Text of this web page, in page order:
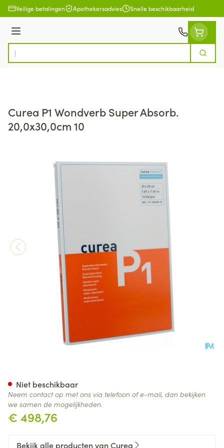
Ga naar de inhoud
Veilige betalingen Apothekersadvies Snelle beschikbaarheid
Menu
Product, merk, categorie...
Zoek
Curea P1 Wondverb Super Absorb.
20,0x30,0cm 10
€ 498,76
Niet beschikbaar
Neem contact op met ons via telefoon of e-mail, dan bekijken
we samen de mogelijkheden.
Bekijk alle producten van Curea